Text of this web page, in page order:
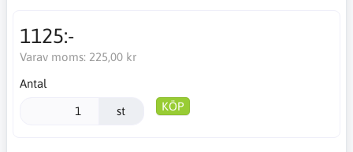
1125:-
Varav moms: 225,00 kr
Antal
st KÖP